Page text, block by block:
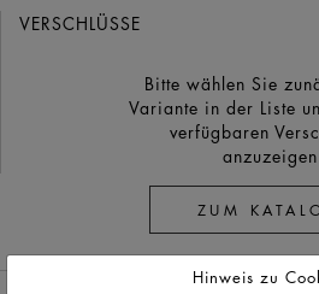
VERSCHLÜSSE
Bitte wählen Sie
Variante in der Liste
verfügbaren
anzuzeigen
ZUM
Hinweis zu